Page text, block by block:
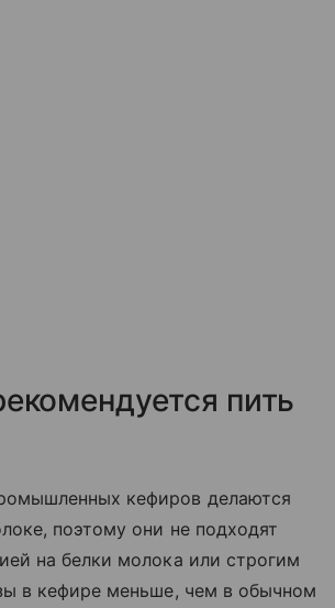
пить
кефиров делаются
поэтому они не подходят
на белки молока или строгим
в кефире меньше, чем в обычном